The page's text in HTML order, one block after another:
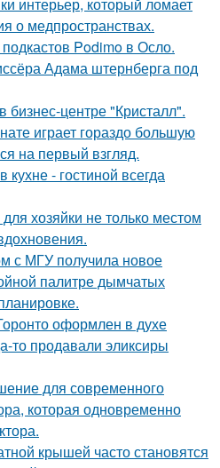
о медпространствах.
Podimo в Осло.
Адама штернберга под
бизнес-центре "Кристалл".
играет гораздо большую
на первый взгляд.
кухне - гостиной всегда
хозяйки не только местом
с МГУ получила новое
палитре дымчатых
оформлен в духе
то продавали эликсиры
для современного
которая одновременно
крышей часто становятся